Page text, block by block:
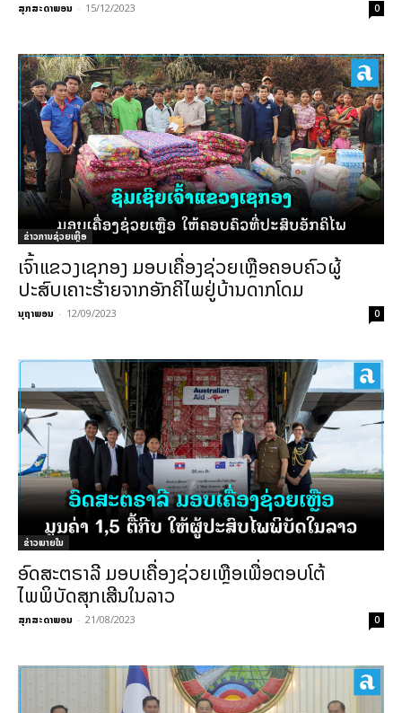
ສຸກສະດາພອນ - 15/12/2023 0
ຂ່າວການຊ່ວຍເຫຼືອ
ເຈົ້າແຂວງເຊກອງ ມອບເຄື່ອງຊ່ວຍເຫຼືອຄອບຄົວຜູ້
ປະສົບເຄາະຮ້າຍຈາກອັກຄີໄພຢູ່ບ້ານດາກໂດມ
ນຸຖາພອນ - 12/09/2023 0
ຂ່າວພາຍ​ໃນ
ອົດສະຕຣາລີ ມອບເຄື່ອງຊ່ວຍເຫຼືອເພື່ອຕອບໂຕ້
ໄພພິບັດສຸກເສີນໃນລາວ
ສຸກສະດາພອນ - 21/08/2023 0